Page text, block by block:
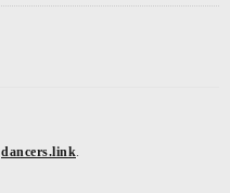
dancers.link.